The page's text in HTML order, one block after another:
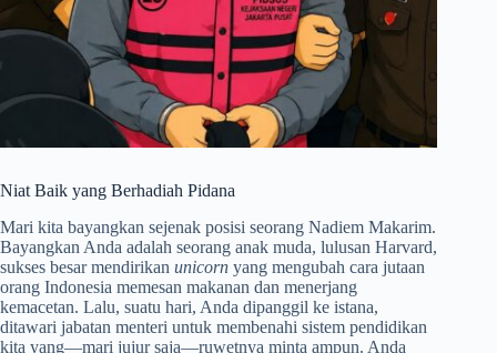
Niat Baik yang Berhadiah Pidana
Mari kita bayangkan sejenak posisi seorang Nadiem Makarim.
Bayangkan Anda adalah seorang anak muda, lulusan Harvard,
sukses besar mendirikan unicorn yang mengubah cara jutaan
orang Indonesia memesan makanan dan menerjang
kemacetan. Lalu, suatu hari, Anda dipanggil ke istana,
ditawari jabatan menteri untuk membenahi sistem pendidikan
kita yang—mari jujur saja—ruwetnya minta ampun. Anda